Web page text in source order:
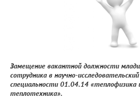
Замещение вакантной должности
сотрудника в научно-
специальности 01.04.14 «теплофизика
теплотехника».